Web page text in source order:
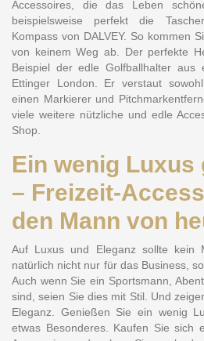
Accessoires, die das Leben
beispielsweise perfekt die
Kompass von DALVEY. So kommen
von keinem Weg ab. Der perfekte
Beispiel der edleGolfballhalter aus
Ettinger London . Er verstaut
einen Markierer und
viele weitere nützliche und edle
Shop.
Ein wenig Luxus
– Freizeit-
den Mann von
Auf Luxus und Eleganz sollte kein
natürlich nicht nur für das Business,
Auch wenn Sie ein Sportsmann,
sind, seien Sie dies mit Stil. Und
Eleganz. Genießen Sie ein wenig
etwas Besonderes. Kaufen Sie sich